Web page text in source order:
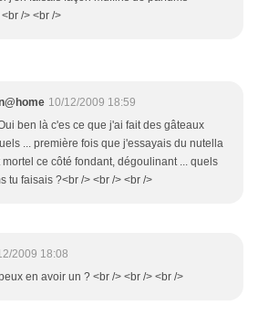
/> <br />
10/12/2009 18:59
ben là c'es ce que j'ai fait des gâteaux
... première fois que j'essayais du nutella
mortel ce côté fondant, dégoulinant ... quels
tu faisais ?<br /> <br /> <br />
2009 18:08
en avoir un ? <br /> <br /> <br />